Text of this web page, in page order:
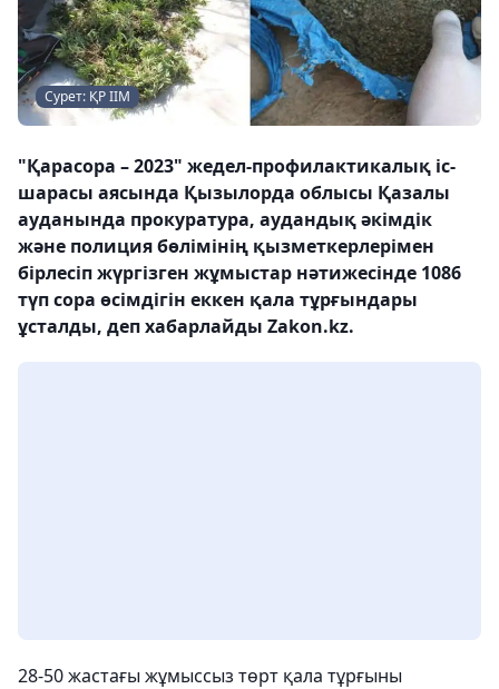
Сурет: ҚР ІІМ
"Қарасора – 2023" жедел-профилактикалық іс-
шарасы аясында Қызылорда облысы Қазалы
ауданында прокуратура, аудандық әкімдік
және полиция бөлімінің қызметкерлерімен
бірлесіп жүргізген жұмыстар нәтижесінде 1086
түп сора өсімдігін еккен қала тұрғындары
ұсталды, деп хабарлайды Zakon.kz.
28-50 жастағы жұмыссыз төрт қала тұрғыны